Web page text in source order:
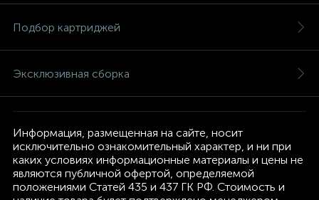
Подбор картриджей
Эксклюзивная сборка
Информация, размещенная на сайте, носит
исключительно ознакомительный характер, и ни при
каких условиях информационные материалы и цены не
являются публичной офертой, определяемой
положениями Статей 435 и 437 ГК РФ. Стоимость и